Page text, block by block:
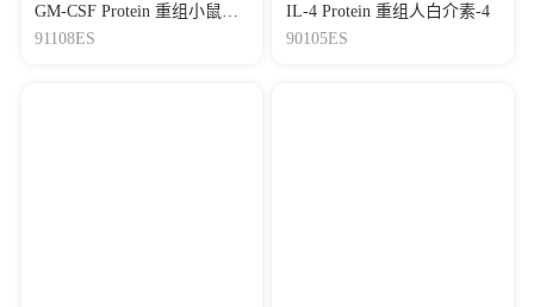
GM-CSF Protein 重组小鼠粒
细胞-巨噬细胞集落刺激因子
91108ES
IL-4 Protein 重组人白介素-4
90105ES